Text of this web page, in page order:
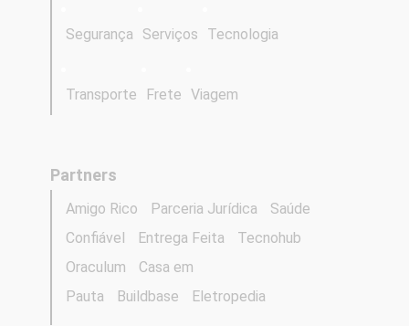
Segurança Serviços Tecnologia
Transporte Frete Viagem
Partners
Amigo Rico Parceria Jurídica
Saúde
Confiável
Entrega Feita
Tecnohub
Oraculum
Casa em
Pauta
Buildbase Eletropedia